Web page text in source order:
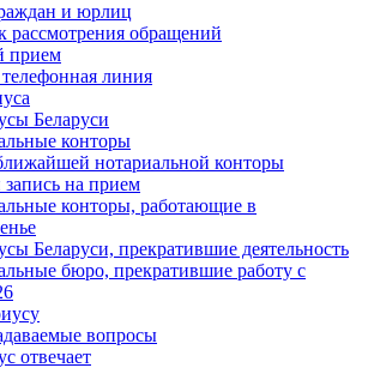
и юрлиц
рассмотрения обращений
прием
линия
Беларуси
конторы
нотариальной конторы
на прием
конторы, работающие в
Беларуси, прекратившие деятельность
бюро, прекратившие работу с
вопросы
отвечает